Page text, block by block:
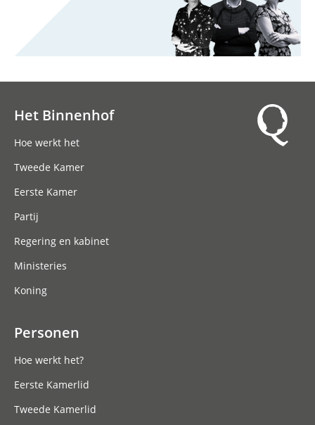
Het Binnenhof
Hoe werkt het
Tweede Kamer
Eerste Kamer
Partij
Regering en kabinet
Ministeries
Koning
Personen
Hoe werkt het?
Eerste Kamerlid
Tweede Kamerlid